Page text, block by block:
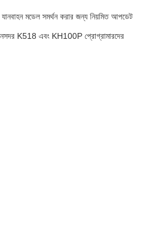
যানবাহন মডেল সমর্থন করার জন্য নিয়মিত আপডেট
K518 এবং KH100P প্রোগ্রামারদের